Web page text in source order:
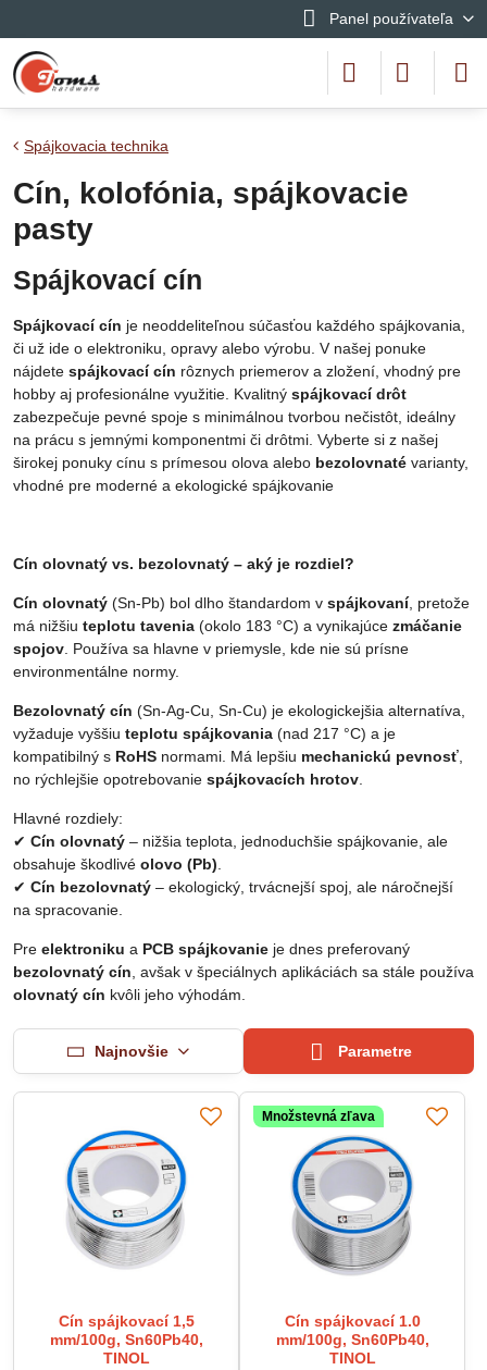
Panel používateľa
Spájkovacia technika
Cín, kolofónia, spájkovacie
pasty
Spájkovací cín
Spájkovací cín je neoddeliteľnou súčasťou každého spájkovania,
či už ide o elektroniku, opravy alebo výrobu. V našej ponuke
nájdete spájkovací cín rôznych priemerov a zložení, vhodný pre
hobby aj profesionálne využitie. Kvalitný spájkovací drôt
zabezpečuje pevné spoje s minimálnou tvorbou nečistôt, ideálny
na prácu s jemnými komponentmi či drôtmi. Vyberte si z našej
širokej ponuky cínu s prímesou olova alebo bezolovnaté varianty,
vhodné pre moderné a ekologické spájkovanie
Cín olovnatý vs. bezolovnatý – aký je rozdiel?
Cín olovnatý (Sn-Pb) bol dlho štandardom v spájkovaní, pretože
má nižšiu teplotu tavenia (okolo 183 °C) a vynikajúce zmáčanie
spojov . Používa sa hlavne v priemysle, kde nie sú prísne
environmentálne normy.
Bezolovnatý cín (Sn-Ag-Cu, Sn-Cu) je ekologickejšia alternatíva,
vyžaduje vyššiu teplotu spájkovania (nad 217 °C) a je
kompatibilný s RoHS normami. Má lepšiu mechanickú pevnosť
no rýchlejšie opotrebovanie spájkovacích hrotov
Hlavné rozdiely:
✔ Cín olovnatý – nižšia teplota, jednoduchšie spájkovanie, ale
obsahuje škodlivé olovo (Pb)
✔ Cín bezolovnatý – ekologický, trvácnejší spoj, ale náročnejší
na spracovanie.
Pre elektroniku a PCB spájkovanie je dnes preferovaný
bezolovnatý cín , avšak v špeciálnych aplikáciách sa stále používa
olovnatý cín kvôli jeho výhodám.
Najnovšie Parametre
Cín spájkovací 1,5
mm/100g, Sn60Pb40,
TINOL
Množstevná zľava
Cín spájkovací 1.0
mm/100g, Sn60Pb40,
TINOL